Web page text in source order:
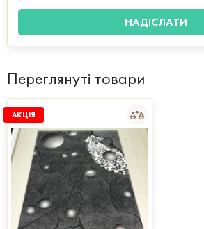
Переглянуті товари
АКЦІЯ